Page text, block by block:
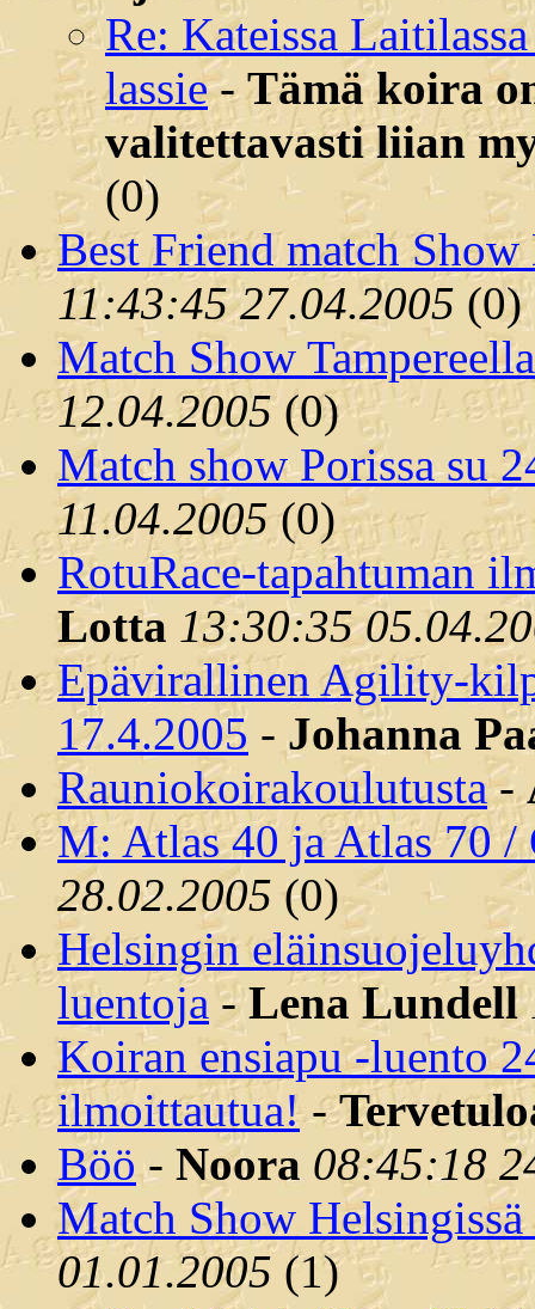
Re: Kateissa
lassie-Tämä koira
valitettavasti liian
(0)
Best Friend match
11:43:45 27.04.2005 (0)
Match Show
12.04.2005(0)
Match show Porissa su
11.04.2005(0)
RotuRace-tapahtuman
Lotta 13:30:35
Epävirallinen Agility-
17.4.2005 - Johanna
Rauniokoirakoulutusta-
M: Atlas 40 ja Atlas 70 /
28.02.2005 (0)
Helsingin
luentoja -Lena Lundell
Koiran ensiapu -luento
ilmoittautua!-
Böö- Noora 08:45:18
Match Show
01.01.2005 (1)